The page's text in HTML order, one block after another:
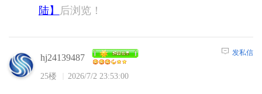
陆】
后浏览！
hj24139487
25楼 2026/7/2 23:53:00
发私信